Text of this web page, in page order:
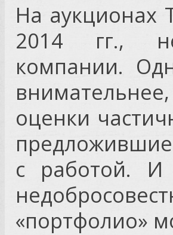
На аукционах
2014 гг.,
компании.
оценки
с работой.
«портфолио»